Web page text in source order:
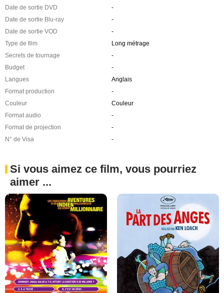
Date de sortie DVD
-
Date de sortie Blu-ray
-
Date de sortie VOD
-
Type de film
Long métrage
Secrets de tournage
-
Budget
-
Langues
Anglais
Format production
-
Couleur
Couleur
Format audio
-
Format de projection
-
N° de Visa
-
Si vous aimez ce film, vous pourriez
aimer ...